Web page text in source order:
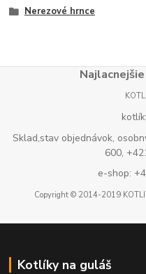
Nerezové hrnce
Sklad,stav objednávok,
600,
e-shop:
Copyright © 2014-2019
Kotlíky na guláš